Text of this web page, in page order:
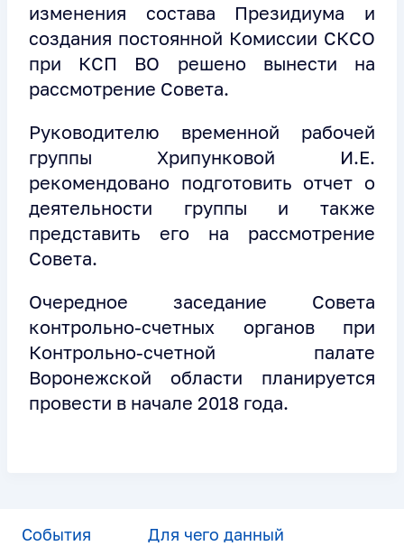
изменения состава Президиума и
создания постоянной Комиссии СКСО
при КСП ВО решено вынести на
рассмотрение Совета.
Руководителю временной рабочей
группы Хрипунковой И.Е.
рекомендовано подготовить отчет о
деятельности группы и также
представить его на рассмотрение
Совета.
Очередное заседание Совета
контрольно-счетных органов при
Контрольно-счетной палате
Воронежской области планируется
провести в начале 2018 года.
События
Для чего данный